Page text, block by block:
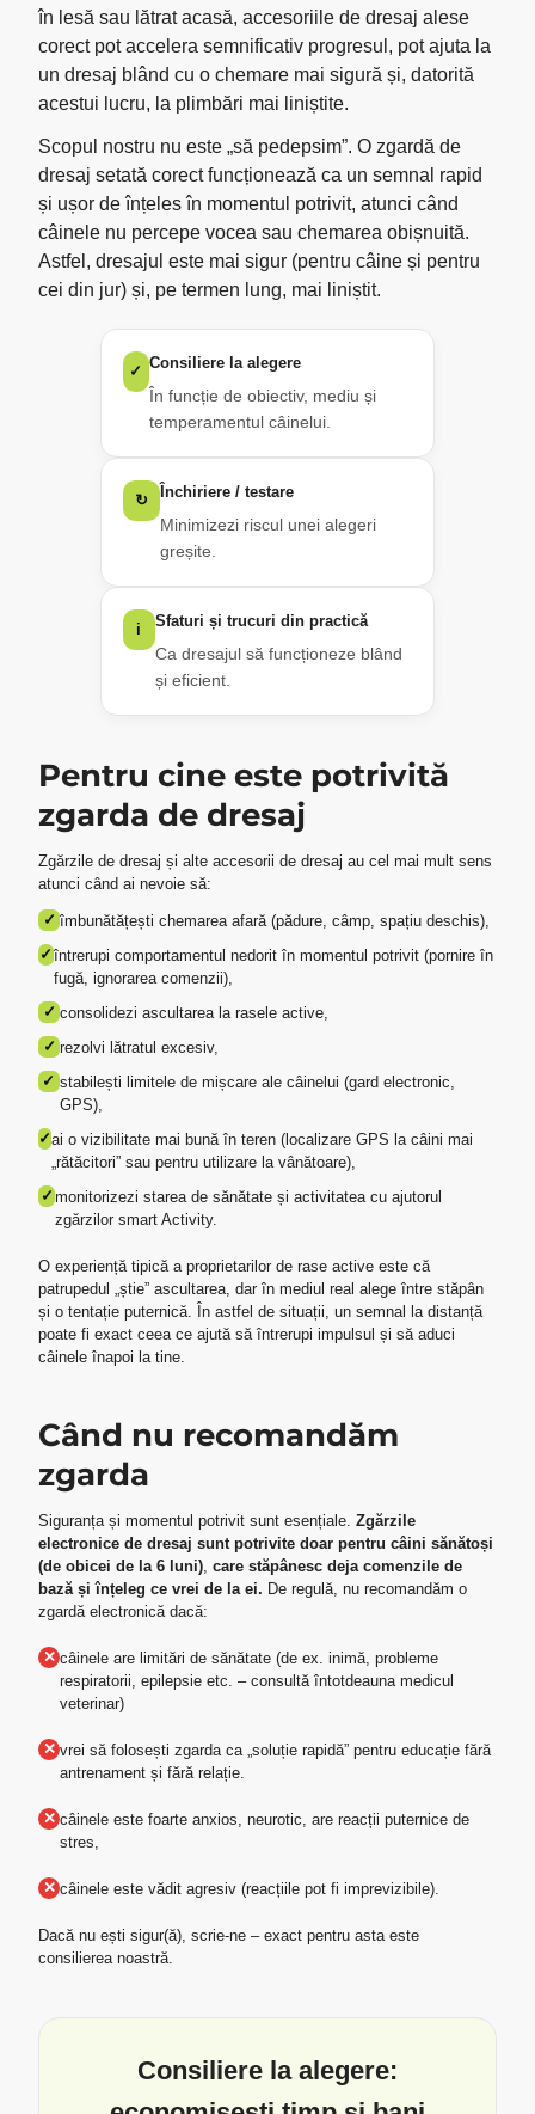
în lesă sau lătrat acasă, accesoriile de dresaj alese
corect pot accelera semnificativ progresul, pot ajuta la
un dresaj blând cu o chemare mai sigură și, datorită
acestui lucru, la plimbări mai liniștite.
Scopul nostru nu este „să pedepsim”. O zgardă de
dresaj setată corect funcționează ca un semnal rapid
și ușor de înțeles în momentul potrivit, atunci când
câinele nu percepe vocea sau chemarea obișnuită.
Astfel, dresajul este mai sigur (pentru câine și pentru
cei din jur) și, pe termen lung, mai liniștit.
✓ Consiliere la alegere
În funcție de obiectiv, mediu și
temperamentul câinelui.
↻ Închiriere / testare
Minimizezi riscul unei alegeri
greșite.
i Sfaturi și trucuri din practică
Ca dresajul să funcționeze blând
și eficient.
Pentru cine este potrivită
zgarda de dresaj
Zgărzile de dresaj și alte accesorii de dresaj au cel mai mult sens
atunci când ai nevoie să:
✓ îmbunătățești chemarea afară (pădure, câmp, spațiu deschis),
✓întrerupi comportamentul nedorit în momentul potrivit (pornire în
fugă, ignorarea comenzii),
✓ consolidezi ascultarea la rasele active,
✓ rezolvi lătratul excesiv,
✓ stabilești limitele de mișcare ale câinelui (gard electronic,
GPS),
✓ai o vizibilitate mai bună în teren (localizare GPS la câini mai
„rătăcitori” sau pentru utilizare la vânătoare),
✓ monitorizezi starea de sănătate și activitatea cu ajutorul
zgărzilor smart Activity.
O experiență tipică a proprietarilor de rase active este că
patrupedul „știe” ascultarea, dar în mediul real alege între stăpân
și o tentație puternică. În astfel de situații, un semnal la distanță
poate fi exact ceea ce ajută să întrerupi impulsul și să aduci
câinele înapoi la tine.
Când nu recomandăm
zgarda
Siguranța și momentul potrivit sunt esențiale. Zgărzile
electronice de dresaj sunt potrivite doar pentru câini sănătoși
(de obicei de la 6 luni) care stăpânesc deja comenzile de
bază și înțeleg ce vrei de la ei. De regulă, nu recomandăm o
zgardă electronică dacă:
✕ câinele are limitări de sănătate (de ex. inimă, probleme
respiratorii, epilepsie etc. – consultă întotdeauna medicul
veterinar)
✕ vrei să folosești zgarda ca „soluție rapidă” pentru educație fără
antrenament și fără relație.
✕ câinele este foarte anxios, neurotic, are reacții puternice de
stres,
✕ câinele este vădit agresiv (reacțiile pot fi imprevizibile).
Dacă nu ești sigur(ă), scrie-ne – exact pentru asta este
consilierea noastră.
Consiliere la alegere: